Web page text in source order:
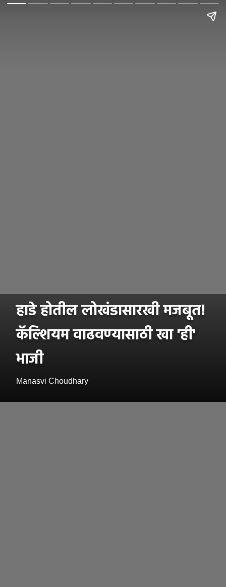
हाडे होतील लोखंडासारखी मजबूत!
कॅल्शियम वाढवण्यासाठी खा 'ही'
भाजी
Manasvi Choudhary